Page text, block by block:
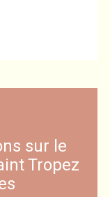
sur le
Tropez